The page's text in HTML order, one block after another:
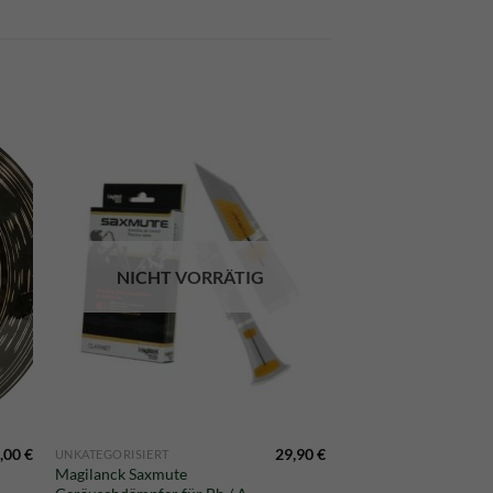
€
NICHT VORRÄTIG
UNKATEGORISIERT
Magilanck Saxmute
29,90€